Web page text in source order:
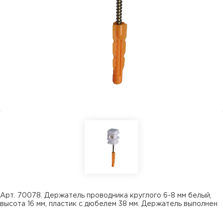
Арт. 70078. Держатель проводника круглого 6-8 мм белый,
высота 16 мм, пластик с дюбелем 38 мм. Держатель выполнен